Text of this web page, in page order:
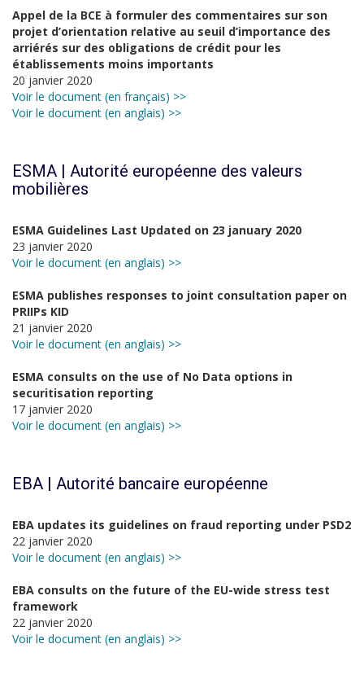
Appel de la BCE à formuler des commentaires sur son
projet d’orientation relative au seuil d’importance des
arriérés sur des obligations de crédit pour les
établissements moins importants
20 janvier 2020
Voir le document (en français) >>
Voir le document (en anglais) >>
ESMA | Autorité européenne des valeurs
mobilières
ESMA Guidelines Last Updated on 23 january 2020
23 janvier 2020
Voir le document (en anglais) >>
ESMA publishes responses to joint consultation paper on
PRIIPs KID
21 janvier 2020
Voir le document (en anglais) >>
ESMA consults on the use of No Data options in
securitisation reporting
17 janvier 2020
Voir le document (en anglais) >>
EBA | Autorité bancaire européenne
EBA updates its guidelines on fraud reporting under PSD2
22 janvier 2020
Voir le document (en anglais) >>
EBA consults on the future of the EU-wide stress test
framework
22 janvier 2020
Voir le document (en anglais) >>